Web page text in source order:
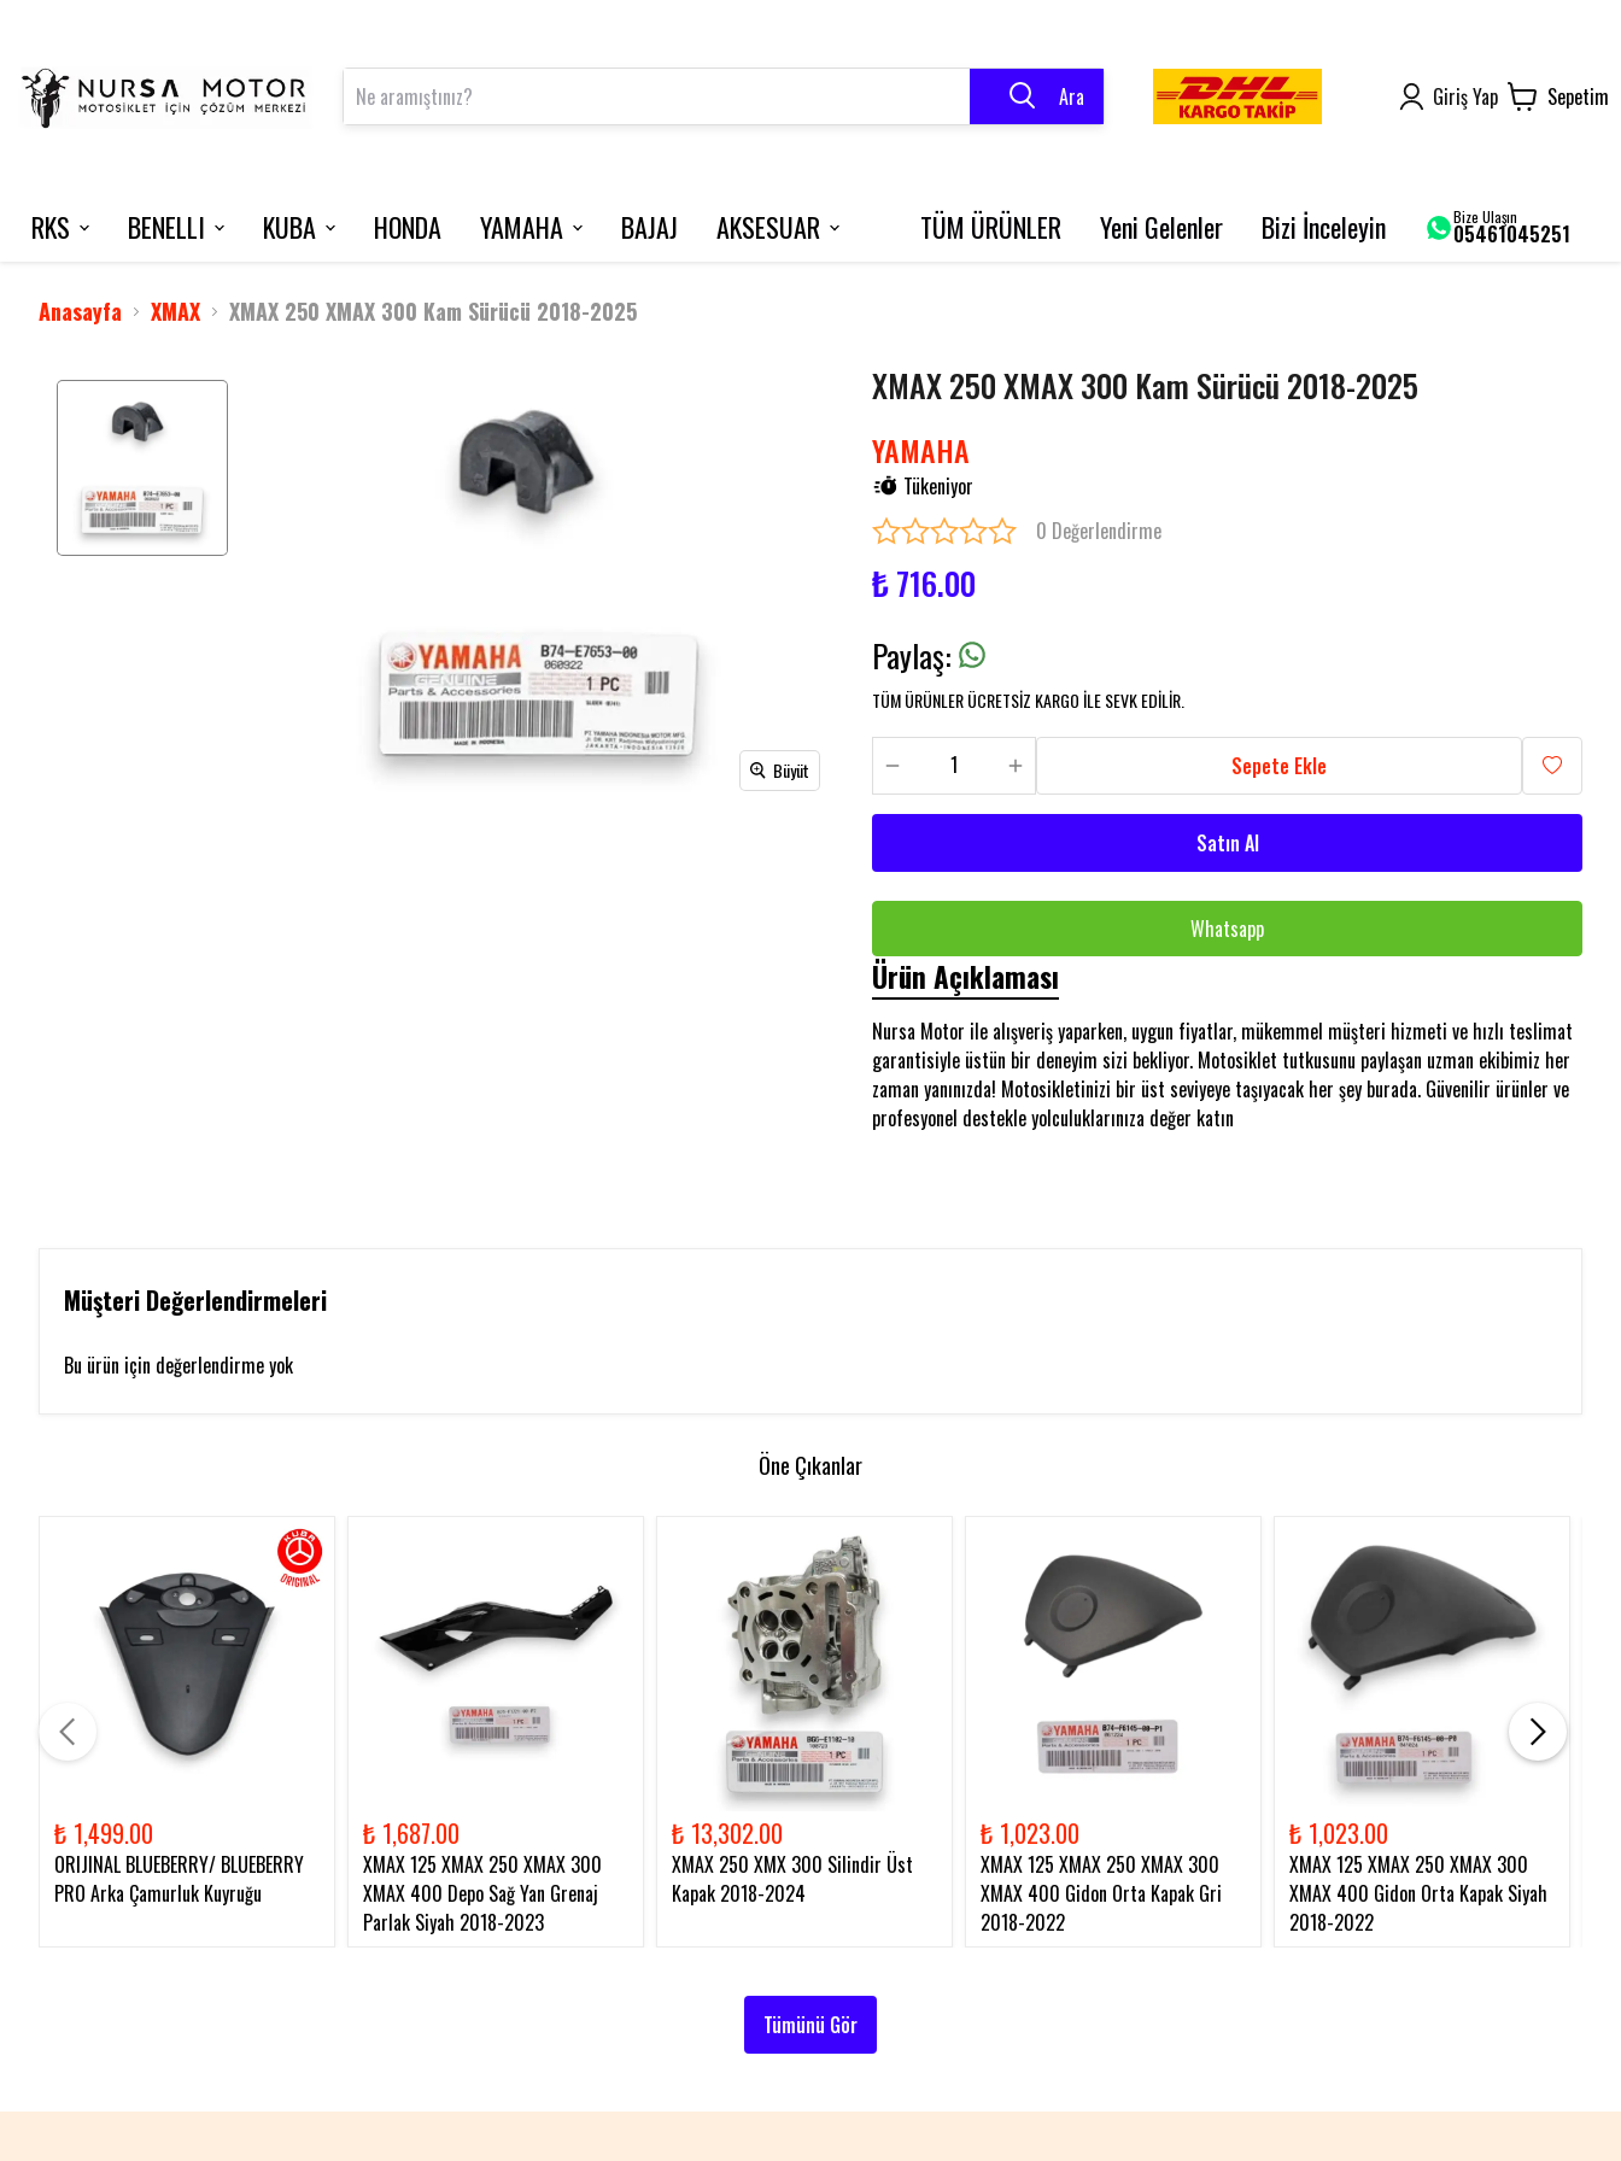
Ara Giriş Yap Sepetim
RKS
FRECCIA 150 VRS 125 VELOCE 150
M502 N GRACE 202 GRACE 202 PRO BLADE 250
BENELLI KUBA
VN50 PRO BLUEBERRY
HONDA YAMAHA
NMAX 125 / 2015-2020
BAJAJ AKSESUAR
INTERCOM
TÜM ÜRÜNLER Yeni Gelenler Bizi İnceleyin Bize Ulaşın
05461045251
Anasayfa XMAX XMAX 250 XMAX 300 Kam Sürücü 2018-2025
Büyüt
XMAX 250 XMAX 300 Kam Sürücü 2018-2025
YAMAHA
Tükeniyor
0 Değerlendirme
₺ 716.00
Paylaş:
TÜM ÜRÜNLER ÜCRETSİZ KARGO İLE SEVK EDİLİR.
Sepete Ekle
Satın Al
Whatsapp
Ürün Açıklaması
Nursa Motor ile alışveriş yaparken, uygun fiyatlar, mükemmel müşteri hizmeti ve hızlı teslimat
garantisiyle üstün bir deneyim sizi bekliyor. Motosiklet tutkusunu paylaşan uzman ekibimiz her
zaman yanınızda! Motosikletinizi bir üst seviyeye taşıyacak her şey burada. Güvenilir ürünler ve
profesyonel destekle yolculuklarınıza değer katın
Müşteri Değerlendirmeleri
Bu ürün için değerlendirme yok
Öne Çıkanlar
₺ 1,499.00
ORIJINAL BLUEBERRY/ BLUEBERRY
PRO Arka Çamurluk Kuyruğu
₺ 1,687.00
XMAX 125 XMAX 250 XMAX 300
XMAX 400 Depo Sağ Yan Grenaj
Parlak Siyah 2018-2023
₺ 13,302.00
XMAX 250 XMX 300 Silindir Üst
Kapak 2018-2024
₺ 1,023.00
XMAX 125 XMAX 250 XMAX 300
XMAX 400 Gidon Orta Kapak Gri
2018-2022
₺ 1,023.00
XMAX 125 XMAX 250 XMAX 300
XMAX 400 Gidon Orta Kapak Siyah
2018-2022
Tümünü Gör